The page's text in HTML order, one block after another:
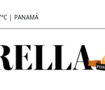
| PANAMÁ